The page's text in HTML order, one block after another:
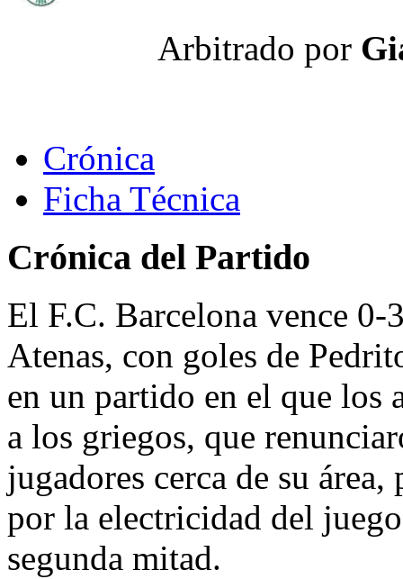
Arbitrado por
Crónica
Ficha Técnica
Crónica del Partido
El F.C. Barcelona vence 0-
Atenas, con goles de
en un partido en el que los
a los griegos, que
jugadores cerca de su
por la electricidad del
segunda mitad.